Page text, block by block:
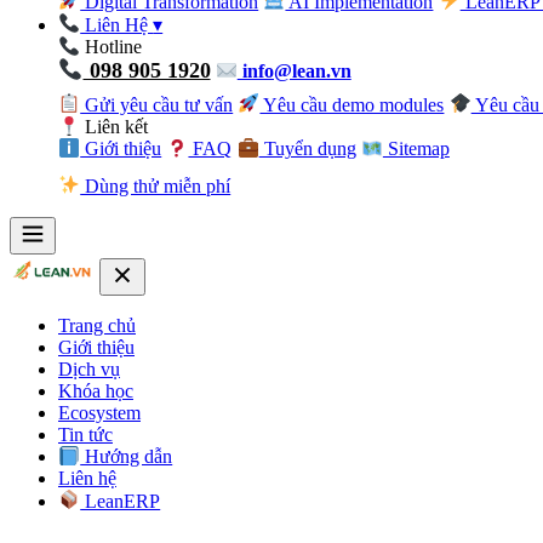
Liên Hệ▾
Hotline
098 905 1920
info@lean.vn
Gửi yêu cầu tư vấn
Yêu cầu demo modules
Yêu cầu
Liên kết
Giới thiệu
FAQ Tuyển dụng
Sitemap
Dùng thử miễn phí
Trang chủ
Giới thiệu
Dịch vụ
Khóa học
Ecosystem
Tin tức
Hướng dẫn
Liên hệ
LeanERP